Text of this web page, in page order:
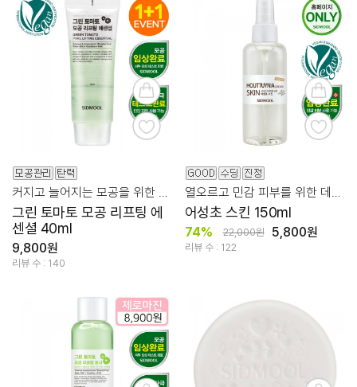
그린 토마토 모공 리프팅 에
센셜 40ml
9,800원
리뷰 수 : 140
어성초 스킨 150ml
74% 22,000원 5,800원
리뷰 수 : 122